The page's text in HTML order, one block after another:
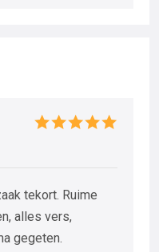
tekort. Ruime
alles vers,
gegeten.